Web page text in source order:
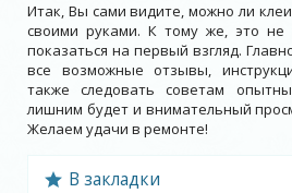
Итак, Вы сами видите, можно ли
своими руками. К тому же, это не
показаться на первый взгляд.
все возможные отзывы,
также следовать советам
лишним будет и внимательный
Желаем удачи в ремонте!
В закладки